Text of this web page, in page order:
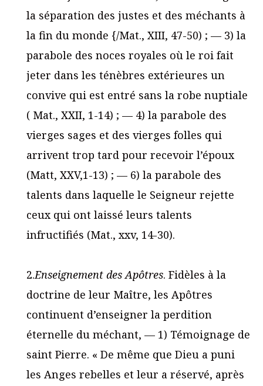
la séparation des justes et des méchants à
la fin du monde {/Mat., XIII, 47-50) ; — 3) la
parabole des noces royales où le roi fait
jeter dans les ténèbres extérieures un
convive qui est entré sans la robe nuptiale
( Mat., XXII, 1-14) ; — 4) la parabole des
vierges sages et des vierges folles qui
arrivent trop tard pour recevoir l’époux
(Matt, XXV,1-13) ; — 6) la parabole des
talents dans laquelle le Seigneur rejette
ceux qui ont laissé leurs talents
infructifiés (Mat., xxv, 14-30).
2.Enseignement des Apôtres. Fidèles à la
doctrine de leur Maître, les Apôtres
continuent d’enseigner la perdition
éternelle du méchant, — 1) Témoignage de
saint Pierre. « De même que Dieu a puni
les Anges rebelles et leur a réservé, après